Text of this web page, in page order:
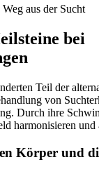
aus der Sucht
bei
Teil der
von
Durch ihre
harmonisieren und
Körper und